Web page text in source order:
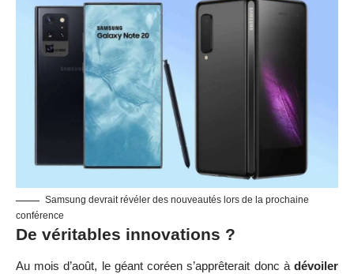
Samsung devrait révéler des nouveautés lors de la prochaine
conférence
De véritables innovations ?
Au mois d’août, le géant coréen s’apprêterait donc à dévoiler